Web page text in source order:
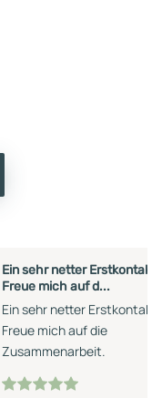
Ein sehr netter Erstkontakt.
Freue mich auf d...
Ein sehr netter Erstkontakt.
Freue mich auf die
Zusammenarbeit.